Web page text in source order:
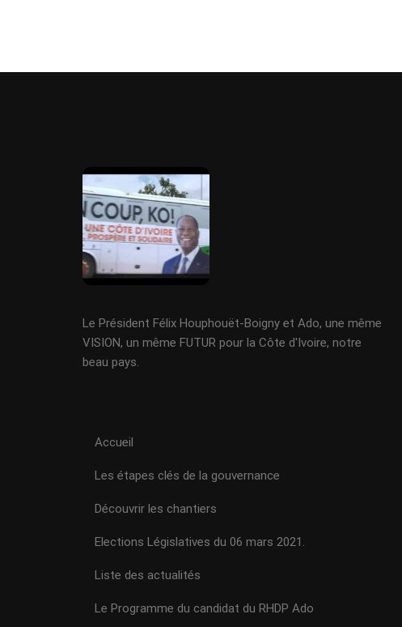
Le Président Félix Houphouët-Boigny et Ado, une même
VISION, un même FUTUR pour la Côte d'Ivoire, notre
beau pays.
Accueil
Les étapes clés de la gouvernance
Découvrir les chantiers
Elections Législatives du 06 mars 2021.
Liste des actualités
Le Programme du candidat du RHDP Ado